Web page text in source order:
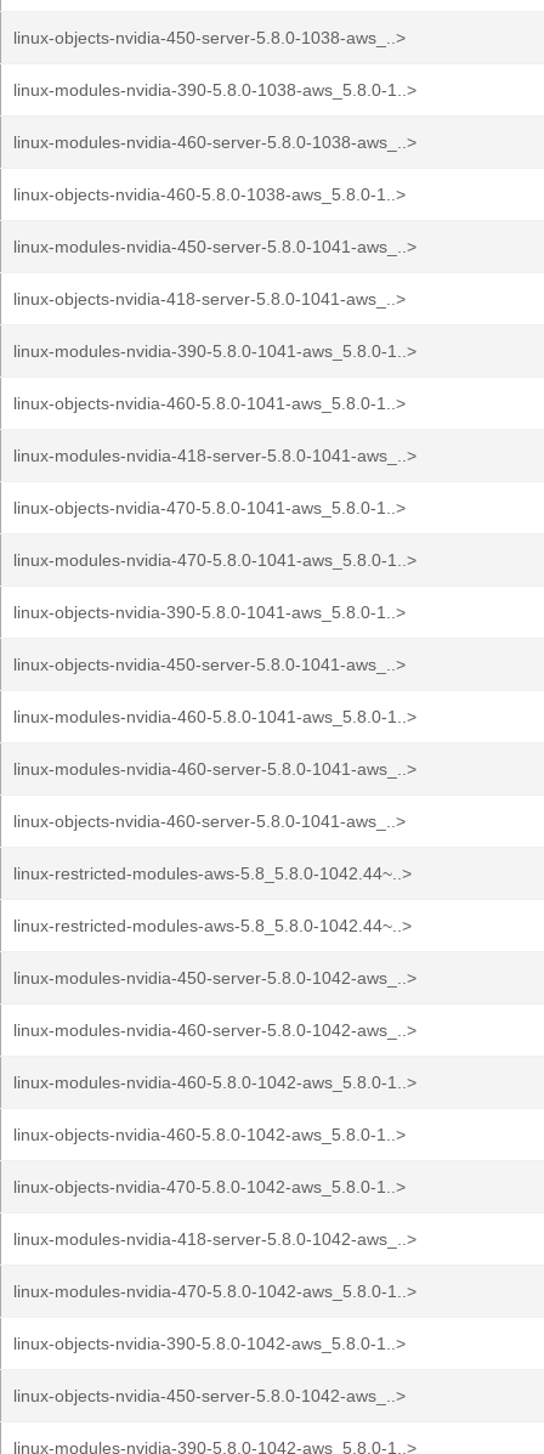
linux-objects-nvidia-450-server-5.8.0-1038-aws_..>
linux-modules-nvidia-390-5.8.0-1038-aws_5.8.0-1..>
linux-modules-nvidia-460-server-5.8.0-1038-aws_..>
linux-objects-nvidia-460-5.8.0-1038-aws_5.8.0-1..>
linux-modules-nvidia-450-server-5.8.0-1041-aws_..>
linux-objects-nvidia-418-server-5.8.0-1041-aws_..>
linux-modules-nvidia-390-5.8.0-1041-aws_5.8.0-1..>
linux-objects-nvidia-460-5.8.0-1041-aws_5.8.0-1..>
linux-modules-nvidia-418-server-5.8.0-1041-aws_..>
linux-objects-nvidia-470-5.8.0-1041-aws_5.8.0-1..>
linux-modules-nvidia-470-5.8.0-1041-aws_5.8.0-1..>
linux-objects-nvidia-390-5.8.0-1041-aws_5.8.0-1..>
linux-objects-nvidia-450-server-5.8.0-1041-aws_..>
linux-modules-nvidia-460-5.8.0-1041-aws_5.8.0-1..>
linux-modules-nvidia-460-server-5.8.0-1041-aws_..>
linux-objects-nvidia-460-server-5.8.0-1041-aws_..>
linux-restricted-modules-aws-5.8_5.8.0-1042.44~..>
linux-restricted-modules-aws-5.8_5.8.0-1042.44~..>
linux-modules-nvidia-450-server-5.8.0-1042-aws_..>
linux-modules-nvidia-460-server-5.8.0-1042-aws_..>
linux-modules-nvidia-460-5.8.0-1042-aws_5.8.0-1..>
linux-objects-nvidia-460-5.8.0-1042-aws_5.8.0-1..>
linux-objects-nvidia-470-5.8.0-1042-aws_5.8.0-1..>
linux-modules-nvidia-418-server-5.8.0-1042-aws_..>
linux-modules-nvidia-470-5.8.0-1042-aws_5.8.0-1..>
linux-objects-nvidia-390-5.8.0-1042-aws_5.8.0-1..>
linux-objects-nvidia-450-server-5.8.0-1042-aws_..>
linux-modules-nvidia-390-5.8.0-1042-aws_5.8.0-1..>